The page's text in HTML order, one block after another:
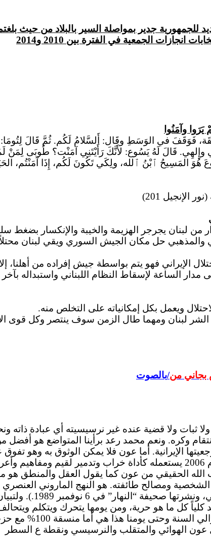
جدير بمواصلة السير بالبلاد من حيث بلغتم
الجمعية في الفترة بين 2010 و2014
وآمَنُوا
فَوَقَفَ في الوَسَطِ وقَال:
أَلسَّلامُ لَكُم. ثُمَّ قَالَ
قَالَ لَهُ يَسُوع: لأَنَّكَ رَأَيْتَنِي آمَنْت؟ طُوبَى لِمَنْ لَمْ
المَسِيحُ ٱبْنُ ٱلله، ولِكَي تَكُونَ لَكُم، إِذَا آمَنْتُم،
201)
الأسد الجزار من لبنان يجرجر الهزيمة والخيبة
والمذهبي حل مكان الجيش السوري ويقي لبنان
الإيراني فهو يتم بواسطة جيش إفراده من أهلنا،
الساعة لإسقاط النظام اللبناني واستبداله بآخر
ويعمل بكل إمكانياته على التخلص منه.
الشر لبنان ومهما طال الزمن سوف ينتصر وكل قوى
بالصوت/من بجاني
لا مبادئ ولا ثبات ولا قضية عنده غير نرسيسيته أي عبادة
وكره. ونعم محمد رعد برأينا المتواضع هو
الإيرانية. أما عون فلا يمكن الوثوق به وهو
العام 2006 يستعمله كأداة خراب وتدمير لقيم
الحقيقي من عون كما يقول العقل والمنطق هو
الشخصية ومصالح طائفته. هو النهج الماروني
سمير جعجع أو رفيق الحريري،
كل ما هو حرية، ومن يومها يتحرك ويتكلم
هي أما منسقة 100% مع حزب الله أو ملقمة له منه.
الهوائي والمتقلب والنرسيسي ونقطة ع السطر